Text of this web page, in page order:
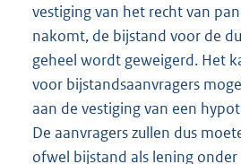
vestiging van het recht van
nakomt, de bijstand voor de
geheel wordt geweigerd. Het
voor bijstandsaanvragers
aan de vestiging van een
De aanvragers zullen dus
ofwel bijstand als lening